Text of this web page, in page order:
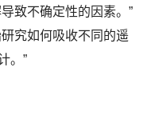
致不确定性的因素。”
究如何吸收不同的遥
。”